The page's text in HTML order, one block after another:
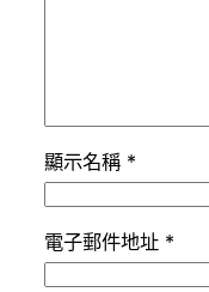
顯示名稱 *
電子郵件地址 *